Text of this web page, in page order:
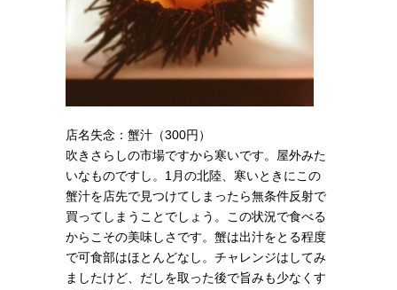
店名失念：蟹汁（300円）
吹きさらしの市場ですから寒いです。屋外みた
いなものですし。1月の北陸、寒いときにこの
蟹汁を店先で見つけてしまったら無条件反射で
買ってしまうことでしょう。この状況で食べる
からこその美味しさです。蟹は出汁をとる程度
で可食部はほとんどなし。チャレンジはしてみ
ましたけど、だしを取った後で旨みも少なくす